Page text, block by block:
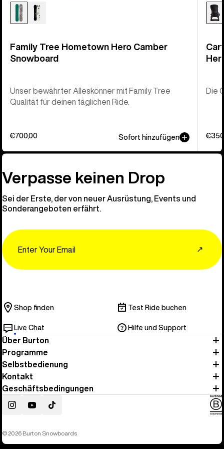
Family Tree Hometown Hero Camber
Snowboard
Unser bewährter Alleskönner mit Family Tree
Qualität für deinen täglichen Ride.
€700,00 Sofort hinzufügen
Die
Verpasse keinen Drop
Sei der Erste, der von neuer Ausrüstung, Events und
Sonderangeboten erfährt.
↗
Shop finden Test Ride buchen
Live Chat Hilfe und Support
Über Burton
Programme
Selbstbedienung
Kontakt
Geschäftsbedingungen
InstagramYouTubeTikTok
© 2026 Burton Snowboards